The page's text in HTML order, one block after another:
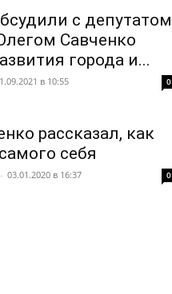
с депутатом
Савченко
города и...
в 10:55 0
рассказал, как
себя
- 03.01.2020 в 16:37 0